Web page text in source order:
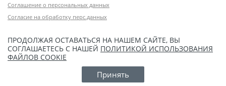
Соглашение о персональных данных
Согласие на обработку перс.данных
ПРОДОЛЖАЯ ОСТАВАТЬСЯ НА НАШЕМ САЙТЕ, ВЫ
СОГЛАШАЕТЕСЬ С НАШЕЙ ПОЛИТИКОЙ ИСПОЛЬЗОВАНИЯ
ФАЙЛОВ COOKIE
Принять